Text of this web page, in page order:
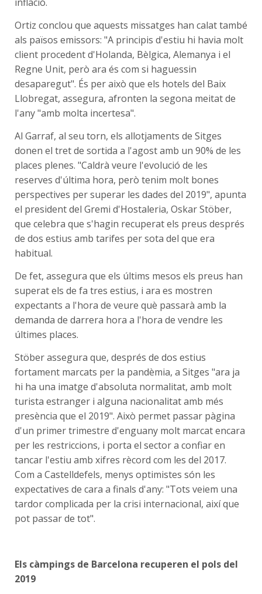
Ortiz conclou que aquests missatges han calat també
als països emissors: "A principis d'estiu hi havia molt
client procedent d'Holanda, Bèlgica, Alemanya i el
Regne Unit, però ara és com si haguessin
desaparegut". És per això que els hotels del Baix
Llobregat, assegura, afronten la segona meitat de
l'any "amb molta incertesa".
Al Garraf, al seu torn, els allotjaments de Sitges
donen el tret de sortida a l'agost amb un 90% de les
places plenes. "Caldrà veure l'evolució de les
reserves d'última hora, però tenim molt bones
perspectives per superar les dades del 2019", apunta
el president del Gremi d'Hostaleria, Oskar Stöber,
que celebra que s'hagin recuperat els preus després
de dos estius amb tarifes per sota del que era
habitual.
De fet, assegura que els últims mesos els preus han
superat els de fa tres estius, i ara es mostren
expectants a l'hora de veure què passarà amb la
demanda de darrera hora a l'hora de vendre les
últimes places.
Stöber assegura que, després de dos estius
fortament marcats per la pandèmia, a Sitges "ara ja
hi ha una imatge d'absoluta normalitat, amb molt
turista estranger i alguna nacionalitat amb més
presència que el 2019". Això permet passar pàgina
d'un primer trimestre d'enguany molt marcat encara
per les restriccions, i porta el sector a confiar en
tancar l'estiu amb xifres rècord com les del 2017.
Com a Castelldefels, menys optimistes són les
expectatives de cara a finals d'any: "Tots veiem una
tardor complicada per la crisi internacional, així que
pot passar de tot".
Els càmpings de Barcelona recuperen el pols del
2019